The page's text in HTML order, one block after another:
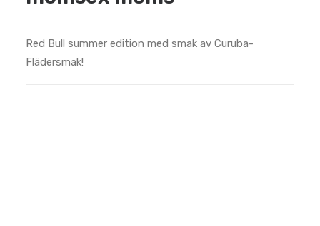
Red Bull summer edition med smak av Curuba-
Flädersmak!